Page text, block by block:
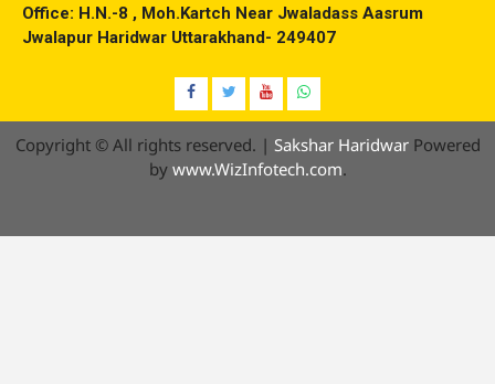
Office: H.N.-8 , Moh.Kartch Near Jwaladass Aasrum
Jwalapur Haridwar Uttarakhand- 249407
Facebook
TwitterYouTubeWhatsap
Copyright © All rights reserved. | Sakshar HaridwarPowered
by www.WizInfotech.com.